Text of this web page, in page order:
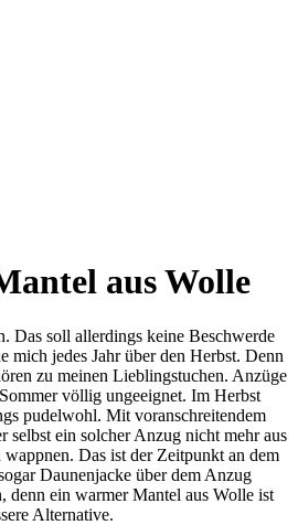
aus Wolle
Das soll allerdings keine Beschwerde
mich jedes Jahr über den Herbst. Denn
zu meinen Lieblingstuchen. Anzüge
völlig ungeeignet. Im Herbst
pudelwohl. Mit voranschreitendem
selbst ein solcher Anzug nicht mehr aus
Das ist der Zeitpunkt an dem
Daunenjacke über dem Anzug
denn ein warmer Mantel aus Wolle ist
Alternative.